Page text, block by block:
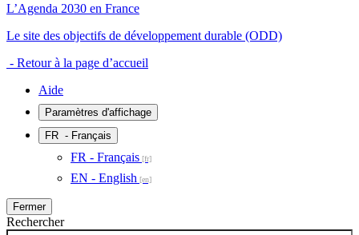
L’Agenda 2030 en France
Le site des objectifs de développement durable (ODD)
- Retour à la page d’accueil
Aide
Paramètres d'affichage
FR - Français
FR - Français
EN - English
Fermer
Rechercher